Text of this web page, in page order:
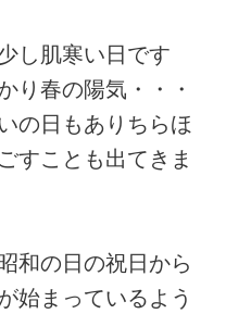
し肌寒い日です
り春の陽気・・・
の日もありちらほ
すことも出てきま
和の日の祝日から
始まっているよう